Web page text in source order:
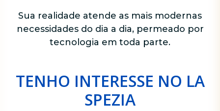
Sua realidade atende as mais modernas
necessidades do dia a dia, permeado por
tecnologia em toda parte.
TENHO INTERESSE NO LA
SPEZIA